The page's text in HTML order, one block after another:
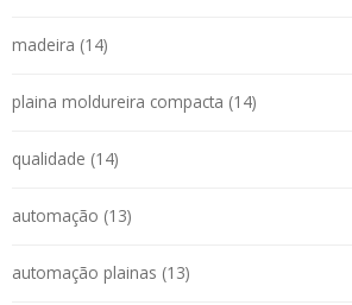
madeira (14)
plaina moldureira compacta (14)
qualidade (14)
automação (13)
automação plainas (13)